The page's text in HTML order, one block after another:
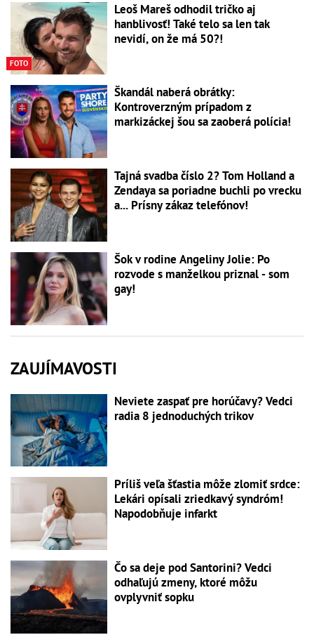
FOTO
Leoš Mareš odhodil tričko aj
hanblivosť! Také telo sa len tak
nevidí, on že má 50?!
Škandál naberá obrátky:
Kontroverzným prípadom z
markizáckej šou sa zaoberá polícia!
Tajná svadba číslo 2? Tom Holland a
Zendaya sa poriadne buchli po vrecku
a... Prísny zákaz telefónov!
Šok v rodine Angeliny Jolie: Po
rozvode s manželkou priznal - som
gay!
ZAUJÍMAVOSTI
Neviete zaspať pre horúčavy? Vedci
radia 8 jednoduchých trikov
Príliš veľa šťastia môže zlomiť srdce:
Lekári opísali zriedkavý syndróm!
Napodobňuje infarkt
Čo sa deje pod Santorini? Vedci
odhaľujú zmeny, ktoré môžu
ovplyvniť sopku